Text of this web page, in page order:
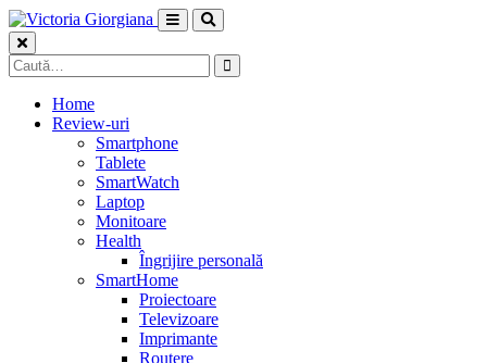
Skip
to
content
Caută
după:
Home
Review-uri
Smartphone
Tablete
SmartWatch
Laptop
Monitoare
Health
Îngrijire personală
SmartHome
Proiectoare
Televizoare
Imprimante
Routere